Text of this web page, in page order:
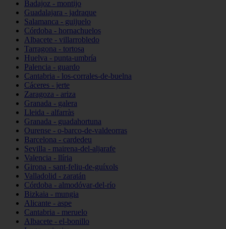
Badajoz - montijo
Guadalajara - jadraque
Salamanca - guijuelo
Córdoba - hornachuelos
Albacete - villarrobledo
Tarragona - tortosa
Huelva - punta-umbría
Palencia - guardo
Cantabria - los-corrales-de-buelna
Cáceres - jerte
Zaragoza - ariza
Granada - galera
Lleida - alfarràs
Granada - guadahortuna
Ourense - o-barco-de-valdeorras
Barcelona - cardedeu
Sevilla - mairena-del-aljarafe
Valencia - llíria
Girona - sant-feliu-de-guíxols
Valladolid - zaratán
Córdoba - almodóvar-del-río
Bizkaia - mungia
Alicante - aspe
Cantabria - meruelo
Albacete - el-bonillo